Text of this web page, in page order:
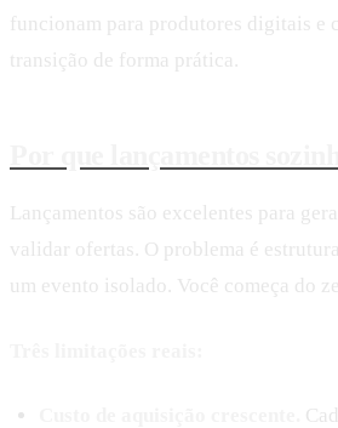
funcionam para produtores digitais e
transição de forma prática.
Lançamentos são excelentes para
validar ofertas. O problema é
um evento isolado. Você começa do